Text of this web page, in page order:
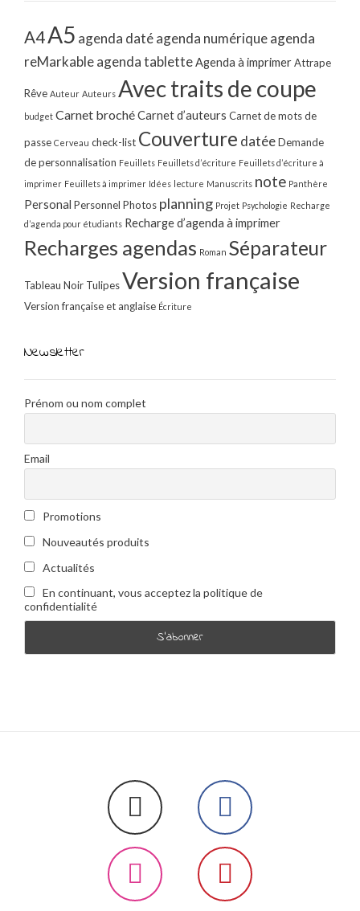
A4A5 agenda datéagenda numériqueagenda
reMarkableagenda tabletteAgenda à imprimerAttrape
Rêve Auteur Auteurs Avec traits de coupe
budget Carnet brochéCarnet d’auteurs Carnet de mots de
passe Cerveau check-list Couverture datéeDemande
de personnalisation Feuillets Feuillets d’écriture Feuillets d’écriture à
imprimer Feuillets à imprimer Idées lecture Manuscrits note Panthère
Personal Personnel Photos planning Projet Psychologie Recharge
d’agenda pour étudiants Recharge d’agenda à imprimer
Recharges agendas Roman Séparateur
Tableau Noir TulipesVersion française
Version française et anglaise Écriture
Newsletter
Prénom ou nom complet
Email
Promotions
Nouveautés produits
Actualités
En continuant, vous acceptez la politique de
confidentialité